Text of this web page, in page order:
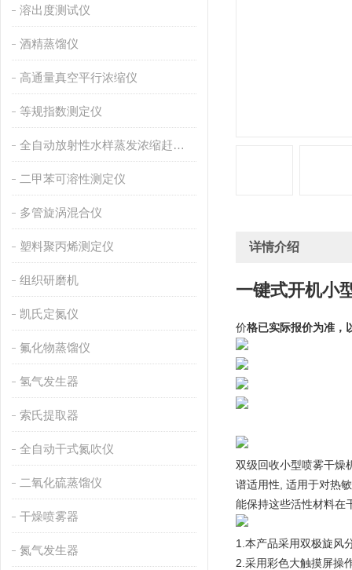
溶出度测试仪
酒精蒸馏仪
高通量真空平行浓缩仪
等规指数测定仪
全自动放射性水样蒸发浓缩赶酸仪
二甲苯可溶性测定仪
多管旋涡混合仪
塑料聚丙烯测定仪
组织研磨机
凯氏定氮仪
氟化物蒸馏仪
氢气发生器
索氏提取器
全自动干式氮吹仪
二氧化硫蒸馏仪
干燥喷雾器
氮气发生器
详情介绍
一键式开机小
价格已实际报价为准，
双级回收小型喷雾干燥
谱适用性, 适用于对热
能保持这些活性材料在
1.本产品采用双极旋风
2.采用彩色大触摸屏操